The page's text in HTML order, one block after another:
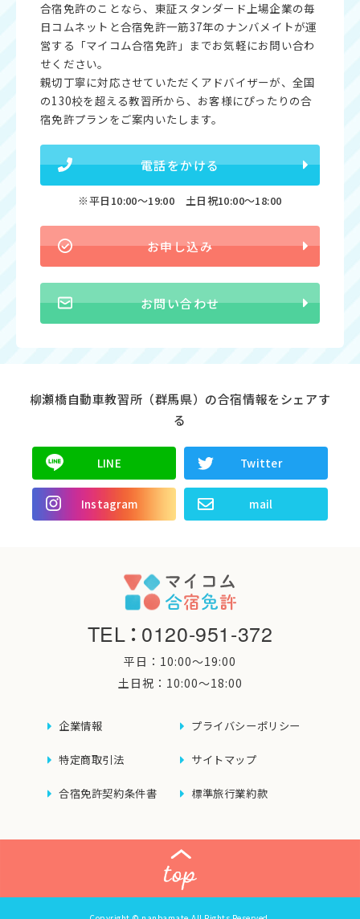
合宿免許のことなら、東証スタンダード上場企業の毎
日コムネットと合宿免許一筋37年のナンバメイトが運
営する「マイコム合宿免許」までお気軽にお問い合わ
せください。
親切丁寧に対応させていただくアドバイザーが、全国
の130校を超える教習所から、お客様にぴったりの合
宿免許プランをご案内いたします。
電話をかける
※平日10:00〜19:00 土日祝10:00〜18:00
お申し込み
お問い合わせ
柳瀬橋自動車教習所（群馬県）の合宿情報をシェアす
る
LINE Twitter
Instagram mail
TEL：0120-951-372
平日：10:00〜19:00
土日祝：10:00〜18:00
企業情報 プライバシーポリシー
特定商取引法 サイトマップ
合宿免許契約条件書 標準旅行業約款